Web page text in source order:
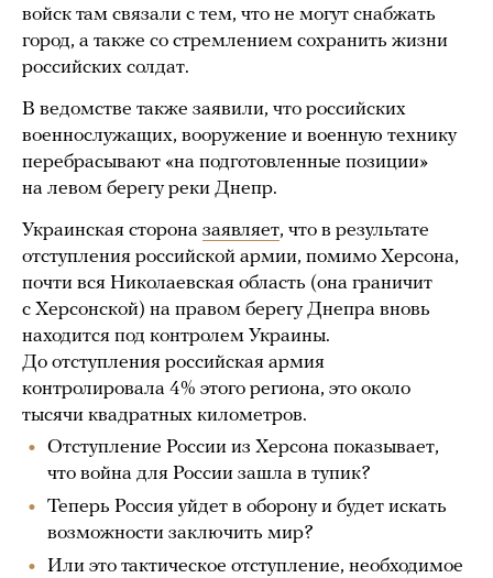
войск там связали с тем, что не могут снабжать
город, а также со стремлением сохранить жизни
российских солдат.
В ведомстве также заявили, что российских
военнослужащих, вооружение и военную технику
перебрасывают «на подготовленные позиции»
на левом берегу реки Днепр.
Украинская сторона заявляет, что в результате
отступления российской армии, помимо Херсона,
почти вся Николаевская область (она граничит
с Херсонской) на правом берегу Днепра вновь
находится под контролем Украины.
До отступления российская армия
контролировала 4% этого региона, это около
тысячи квадратных километров.
Отступление России из Херсона показывает,
что война для России зашла в тупик?
Теперь Россия уйдет в оборону и будет искать
возможности заключить мир?
Или это тактическое отступление, необходимое